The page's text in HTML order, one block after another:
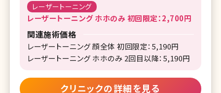
レーザートーニング
レーザートーニング ホホのみ 初回限定：2,700円
関連施術価格
レーザートーニング 顔全体 初回限定：5,190円
レーザートーニング ホホのみ 2回目以降：5,190円
クリニックの詳細を見る